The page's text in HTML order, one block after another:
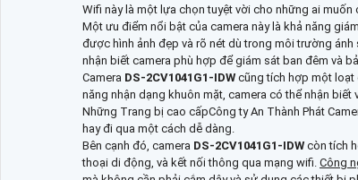
Wifi này là một lựa chọn tuyệt vời cho những ai
Một ưu điểm nổi bật của camera này là khả năng
được hình ảnh đẹp và rõ nét dù trong môi trường
nhận biết camera phù hợp để giám sát ban đêm và
Camera DS-2CV1041G1-IDW cũng tích hợp một loạt
năng nhận dạng khuôn mặt, camera có thể nhận
Những Trang bị cao cấpCông ty An Thành Phát
hay đi qua một cách dễ dàng.
Bên cạnh đó, camera DS-2CV1041G1-IDW còn tích
thoại di động, và kết nối thông qua mạng wifi. Công